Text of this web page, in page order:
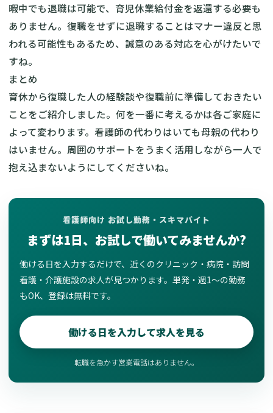
暇中でも退職は可能で、育児休業給付金を返還する必要も
ありません。復職をせずに退職することはマナー違反と思
われる可能性もあるため、誠意のある対応を心がけたいで
すね。
まとめ
育休から復職した人の経験談や復職前に準備しておきたい
ことをご紹介しました。何を一番に考えるかは各ご家庭に
よって変わります。看護師の代わりはいても母親の代わり
はいません。周囲のサポートをうまく活用しながら一人で
抱え込まないようにしてくださいね。
看護師向け お試し勤務・スキマバイト
まずは1日、お試しで働いてみませんか?
働ける日を入力するだけで、近くのクリニック・病院・訪問
看護・介護施設の求人が見つかります。単発・週1〜の勤務
もOK、登録は無料です。
働ける日を入力して求人を見る
転職を急かす営業電話はありません。